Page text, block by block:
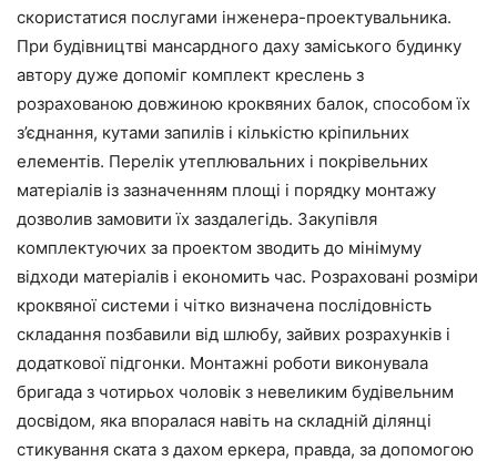
скористатися послугами інженера-проектувальника.
При будівництві мансардного даху заміського будинку
автору дуже допоміг комплект креслень з
розрахованою довжиною кроквяних балок, способом їх
з’єднання, кутами запилів і кількістю кріпильних
елементів. Перелік утеплювальних і покрівельних
матеріалів із зазначенням площі і порядку монтажу
дозволив замовити їх заздалегідь. Закупівля
комплектуючих за проектом зводить до мінімуму
відходи матеріалів і економить час. Розраховані розміри
кроквяної системи і чітко визначена послідовність
складання позбавили від шлюбу, зайвих розрахунків і
додаткової підгонки. Монтажні роботи виконувала
бригада з чотирьох чоловік з невеликим будівельним
досвідом, яка впоралася навіть на складній ділянці
стикування ската з дахом еркера, правда, за допомогою